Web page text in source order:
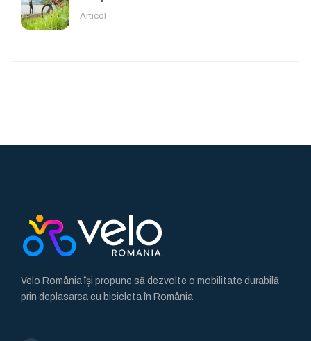
Articol
Velo România își propune să dezvolte o mobilitate durabilă
prin deplasarea cu bicicleta în România